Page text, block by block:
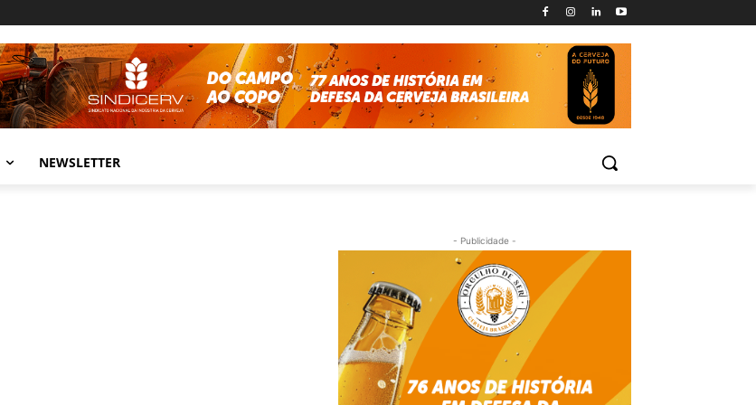
NEWSLETTER
- Publicidade -